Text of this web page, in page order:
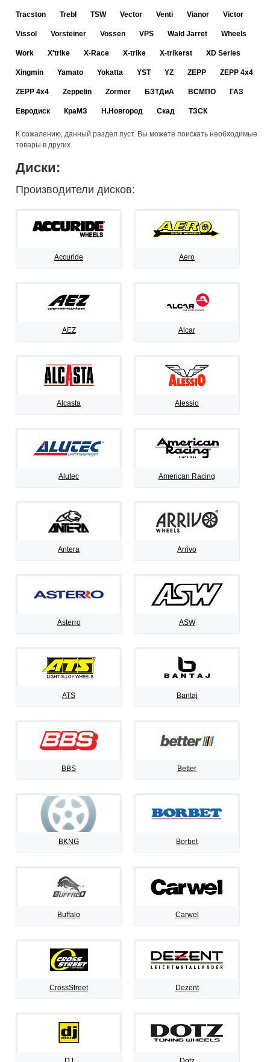
Tracston Trebl TSW Vector Venti Vianor Victor
Vissol Vorsteiner Vossen VPS Wald Jarret Wheels
Work X'trike X-Race X-trike X-trikerst XD Series
Xingmin Yamato Yokatta YST YZ ZEPP ZEPP 4x4
ZEPP 4х4 Zeppelin Zormer БЗТДиА ВСМПО ГАЗ
Евродиск КраМЗ Н.Новгород Скад ТЗСК
К сожалению, данный раздел пуст. Вы можете поискать необходимые
товары в других.
Диски:
Производители дисков:
Accuride Aero
AEZ Alcar
Alcasta Alessio
Alutec American Racing
Antera Arrivo
Asterro ASW
ATS Bantaj
BBS Better
BKNG Borbet
Buffalo Carwel
CrossStreet Dezent